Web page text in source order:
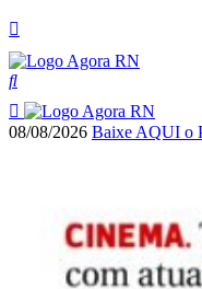
08/08/2026 Baixe AQUI o